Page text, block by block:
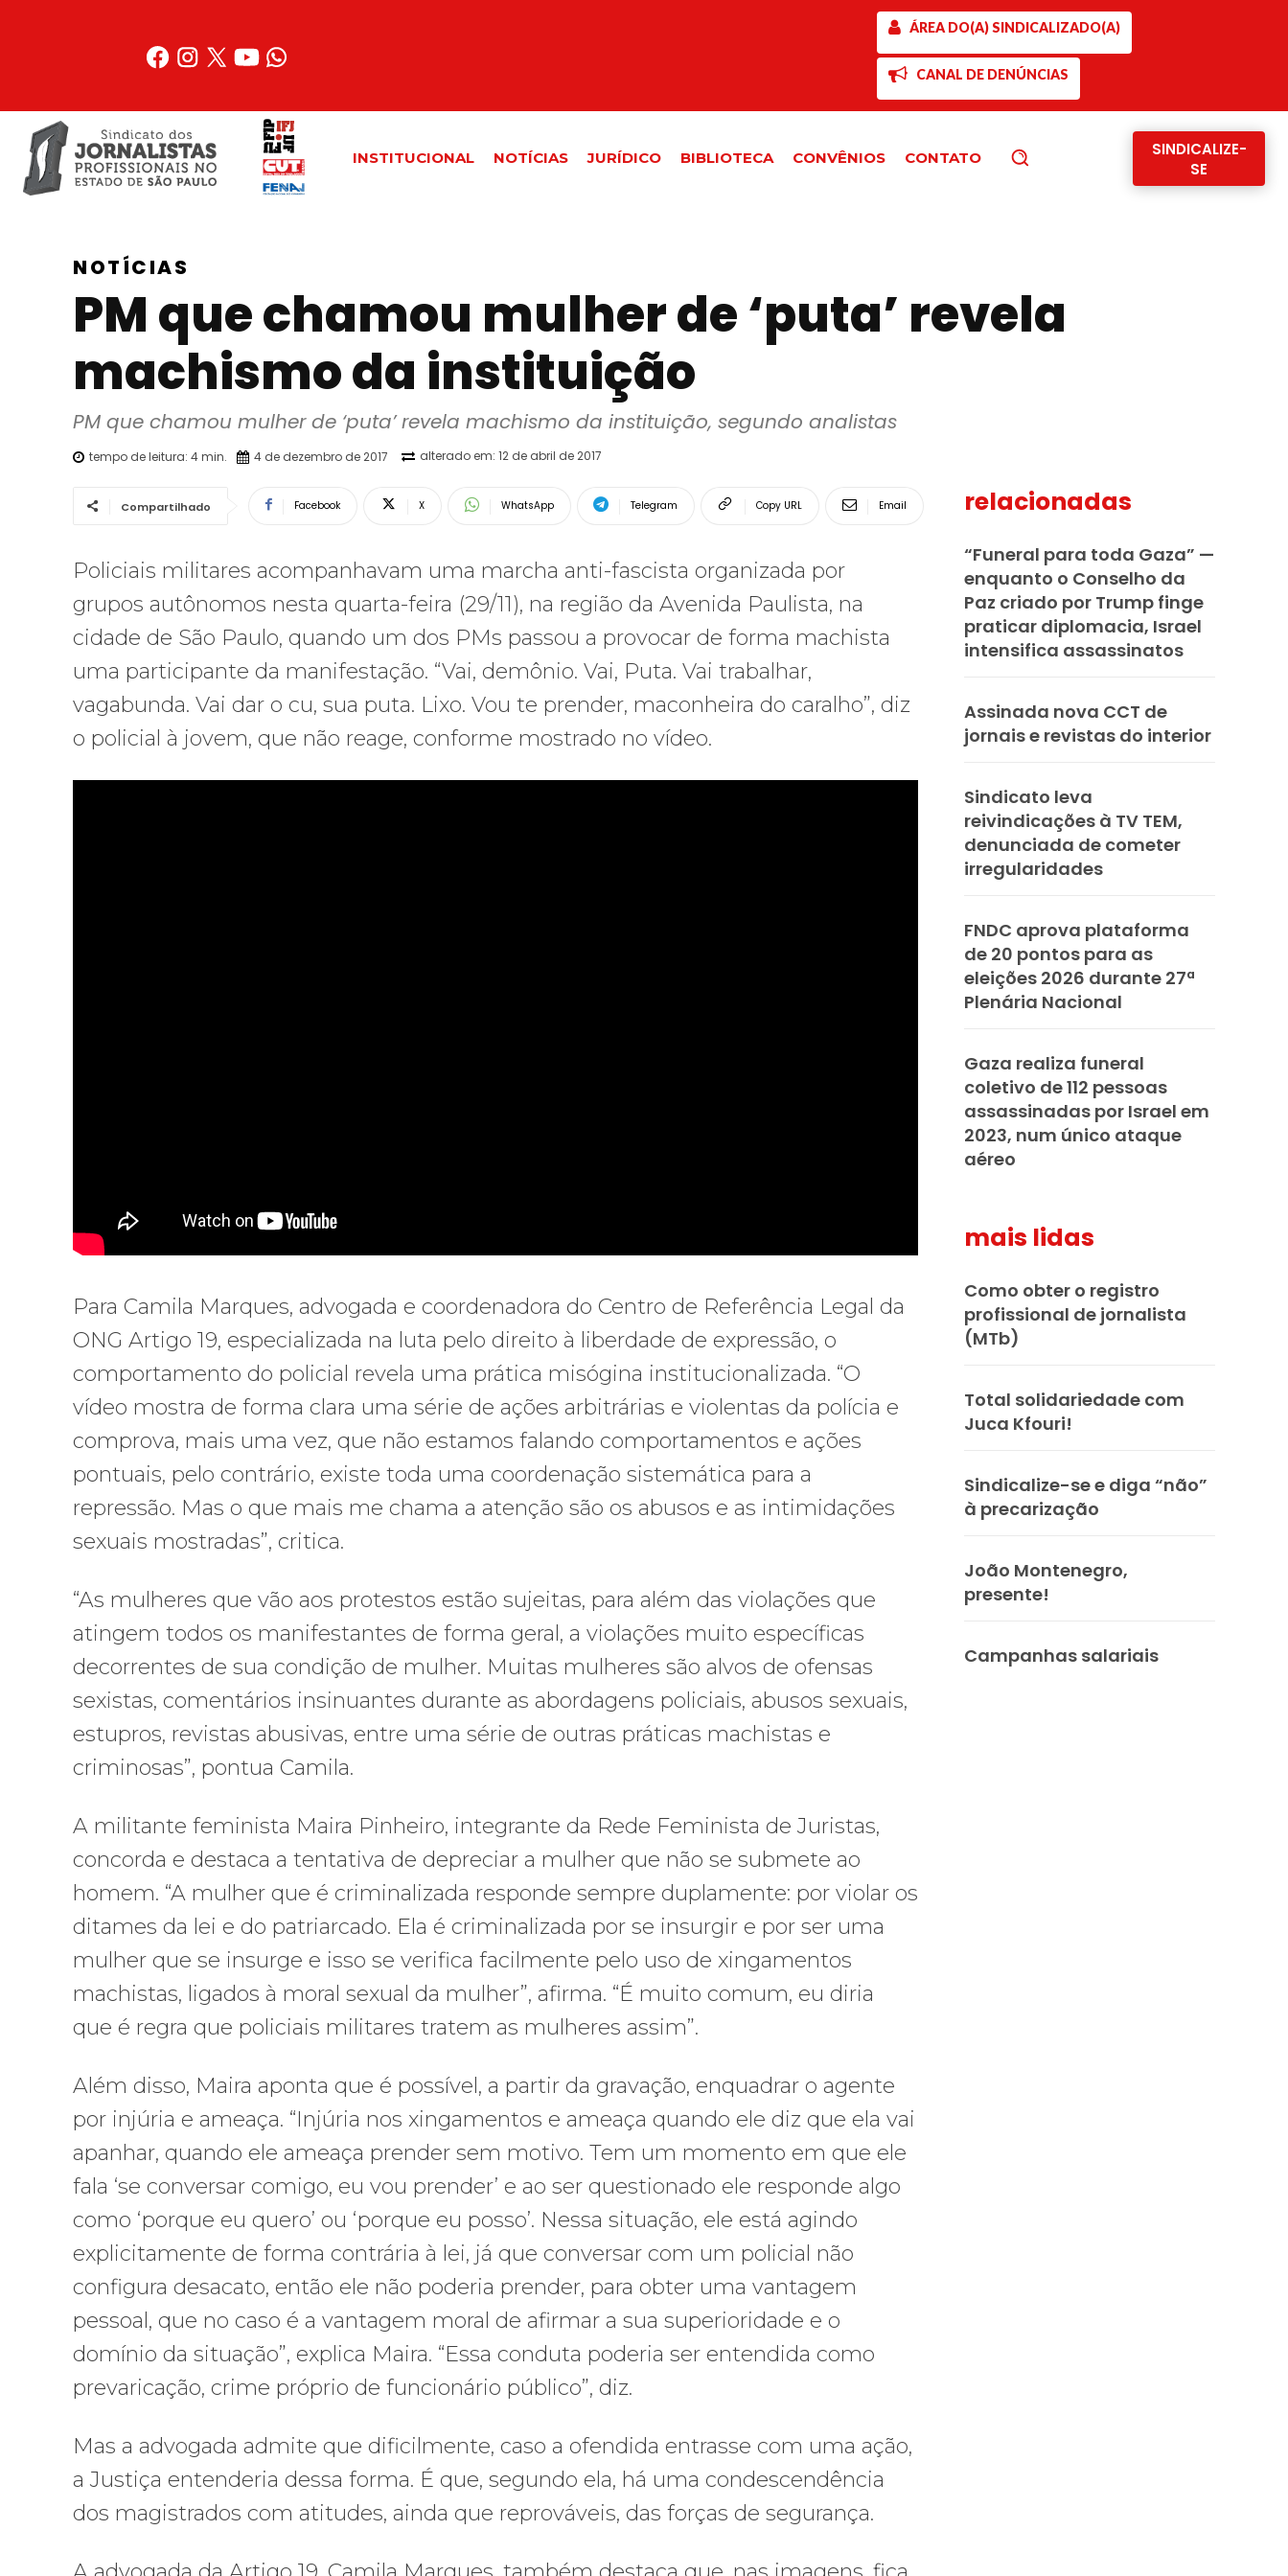
ÁREA DO(A) SINDICALIZADO(A)
CANAL DE DENÚNCIAS
INSTITUCIONAL NOTÍCIAS JURÍDICO BIBLIOTECA CONVÊNIOS CONTATO
SINDICALIZE-
SE
NOTÍCIAS
PM que chamou mulher de ‘puta’ revela
machismo da instituição
PM que chamou mulher de ‘puta’ revela machismo da instituição, segundo analistas
tempo de leitura: 4min. 4 de dezembro de 2017 alterado em: 12 de abril de 2017
Compartilhado Facebook X WhatsApp Telegram Copy URL Email
Policiais militares acompanhavam uma marcha anti-fascista organizada por
grupos autônomos nesta quarta-feira (29/11), na região da Avenida Paulista, na
cidade de São Paulo, quando um dos PMs passou a provocar de forma machista
uma participante da manifestação. “Vai, demônio. Vai, Puta. Vai trabalhar,
vagabunda. Vai dar o cu, sua puta. Lixo. Vou te prender, maconheira do caralho”, diz
o policial à jovem, que não reage, conforme mostrado no vídeo.
Para Camila Marques, advogada e coordenadora do Centro de Referência Legal da
ONG Artigo 19, especializada na luta pelo direito à liberdade de expressão, o
comportamento do policial revela uma prática misógina institucionalizada. “O
vídeo mostra de forma clara uma série de ações arbitrárias e violentas da polícia e
comprova, mais uma vez, que não estamos falando comportamentos e ações
pontuais, pelo contrário, existe toda uma coordenação sistemática para a
repressão. Mas o que mais me chama a atenção são os abusos e as intimidações
sexuais mostradas”, critica.
“As mulheres que vão aos protestos estão sujeitas, para além das violações que
atingem todos os manifestantes de forma geral, a violações muito específicas
decorrentes de sua condição de mulher. Muitas mulheres são alvos de ofensas
sexistas, comentários insinuantes durante as abordagens policiais, abusos sexuais,
estupros, revistas abusivas, entre uma série de outras práticas machistas e
criminosas”, pontua Camila.
A militante feminista Maira Pinheiro, integrante da Rede Feminista de Juristas,
concorda e destaca a tentativa de depreciar a mulher que não se submete ao
homem. “A mulher que é criminalizada responde sempre duplamente: por violar os
ditames da lei e do patriarcado. Ela é criminalizada por se insurgir e por ser uma
mulher que se insurge e isso se verifica facilmente pelo uso de xingamentos
machistas, ligados à moral sexual da mulher”, afirma. “É muito comum, eu diria
que é regra que policiais militares tratem as mulheres assim”.
Além disso, Maira aponta que é possível, a partir da gravação, enquadrar o agente
por injúria e ameaça. “Injúria nos xingamentos e ameaça quando ele diz que ela vai
apanhar, quando ele ameaça prender sem motivo. Tem um momento em que ele
fala ‘se conversar comigo, eu vou prender’ e ao ser questionado ele responde algo
como ‘porque eu quero’ ou ‘porque eu posso’. Nessa situação, ele está agindo
explicitamente de forma contrária à lei, já que conversar com um policial não
configura desacato, então ele não poderia prender, para obter uma vantagem
pessoal, que no caso é a vantagem moral de afirmar a sua superioridade e o
domínio da situação”, explica Maira. “Essa conduta poderia ser entendida como
prevaricação, crime próprio de funcionário público”, diz.
Mas a advogada admite que dificilmente, caso a ofendida entrasse com uma ação,
a Justiça entenderia dessa forma. É que, segundo ela, há uma condescendência
dos magistrados com atitudes, ainda que reprováveis, das forças de segurança.
relacionadas
“Funeral para toda Gaza” —
enquanto o Conselho da
Paz criado por Trump finge
praticar diplomacia, Israel
intensifica assassinatos
Assinada nova CCT de
jornais e revistas do interior
Sindicato leva
reivindicações à TV TEM,
denunciada de cometer
irregularidades
FNDC aprova plataforma
de 20 pontos para as
eleições 2026 durante 27ª
Plenária Nacional
Gaza realiza funeral
coletivo de 112 pessoas
assassinadas por Israel em
2023, num único ataque
aéreo
mais lidas
Como obter o registro
profissional de jornalista
(MTb)
Total solidariedade com
Juca Kfouri!
Sindicalize-se e diga “não”
à precarização
João Montenegro,
presente!
Campanhas salariais